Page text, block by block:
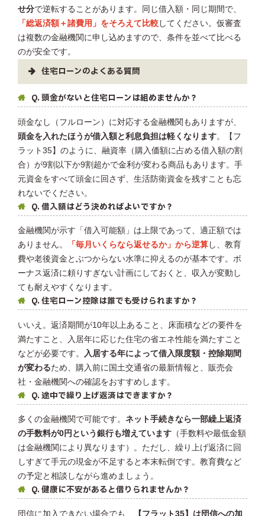
せ分で逆転することがあります。同じ借入額・同じ期間で、
「総返済額＋諸費用」をそろえて比較 してください。仮審査
は複数の金融機関に申し込めますので、条件を並べて比べる
のが安全です。
住宅ローンのよくある質問
Q. 頭金がないと住宅ローンは組めませんか？
頭金なし（フルローン）に対応する金融機関もありますが、
頭金を入れたほうが借入額と利息負担は軽くなります。【フ
ラット35】のように、融資率（購入価額に占める借入額の割
合）が9割以下か9割超かで金利が変わる商品もあります。手
元資金をすべて頭金に回さず、生活防衛資金を残すことも忘
れないでください。
Q. 借入額はどう決めればよいですか？
金融機関が示す「借入可能額」は上限であって、適正額では
ありません。
「毎月いくらなら返せるか」から逆算 し、教育
費や老後資金とぶつからない水準に抑えるのが基本です。ボ
ーナス返済に頼りすぎない計画にしておくと、収入が変動し
ても耐えやすくなります。
Q. 住宅ローン控除は誰でも受けられますか？
いいえ。返済期間が10年以上あること、床面積などの要件を
満たすこと、入居年に応じた住宅の省エネ性能を満たすこと
などが必要です。
入居する年によって借入限度額・控除期間
が変わるため、購入前に国土交通省の最新情報と、販売会
社・金融機関への確認をおすすめします。
Q. 途中で繰り上げ返済はできますか？
多くの金融機関で可能です。 ネット手続きなら一部繰上返済
の手数料が0円という銀行も増えています （手数料や最低金額
は金融機関により異なります）。ただし、繰り上げ返済に回
しすぎて手元の現金が不足すると本末転倒です。教育費など
の予定と相談しながら進めましょう。
Q. 健康に不安があると借りられませんか？
団信に加入できない場合でも、 【フラット35】は団信への加